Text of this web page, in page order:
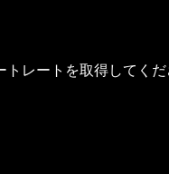
レートを取得してく